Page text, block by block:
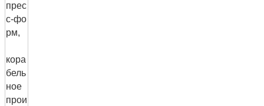
прес
с-фо
рм,
кора
бель
ное
прои